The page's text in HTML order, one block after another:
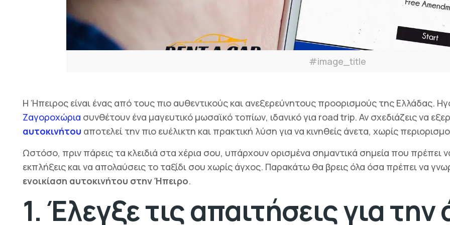
#image_title
Η Ήπειρος είναι ένας από τους πιο αυθεντικούς και ανεξερεύνητους προορισμούς της Ελλάδας.
Ζαγοροχώρια συνθέτουν ένα μαγευτικό μωσαϊκό τοπίων, ιδανικό για road trip. Αν σχεδιάζεις να
αυτοκινήτου αποτελεί την πιο ευέλικτη και πρακτική λύση για να κινηθείς άνετα, χωρίς
Ωστόσο, πριν πάρεις τα κλειδιά στα χέρια σου, υπάρχουν ορισμένα σημαντικά σημεία που
εκπλήξεις και να απολαύσεις το ταξίδι σου χωρίς άγχος. Παρακάτω θα βρεις όλα όσα πρέπει να
ενοικίαση αυτοκινήτου στην Ήπειρο.
1. Έλεγξε τις απαιτήσεις για